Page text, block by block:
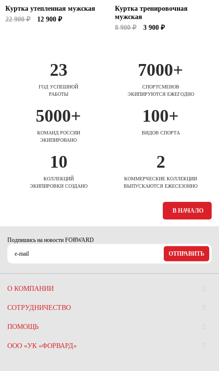
Куртка утепленная мужская
22 900 ₽
12 900 ₽
Куртка тренировочная
мужская
8 900 ₽
3 900 ₽
23
ГОД УСПЕШНОЙ
РАБОТЫ
7000+
СПОРТСМЕНОВ
ЭКИПИРУЮТСЯ ЕЖЕГОДНО
5000+
КОМАНД РОССИИ
ЭКИПИРОВАНО
100+
ВИДОВ СПОРТА
10
КОЛЛЕКЦИЙ
ЭКИПИРОВКИ СОЗДАНО
2
КОММЕРЧЕСКИЕ КОЛЛЕКЦИИ
ВЫПУСКАЮТСЯ ЕЖЕСЕЗОННО
В НАЧАЛО
Подпишись на новости FORWARD
ОТПРАВИТЬ
О КОМПАНИИ
СОТРУДНИЧЕСТВО
ПОМОЩЬ
ООО «УК «ФОРВАРД»